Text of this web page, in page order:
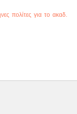
πολίτες για το ακαδ.